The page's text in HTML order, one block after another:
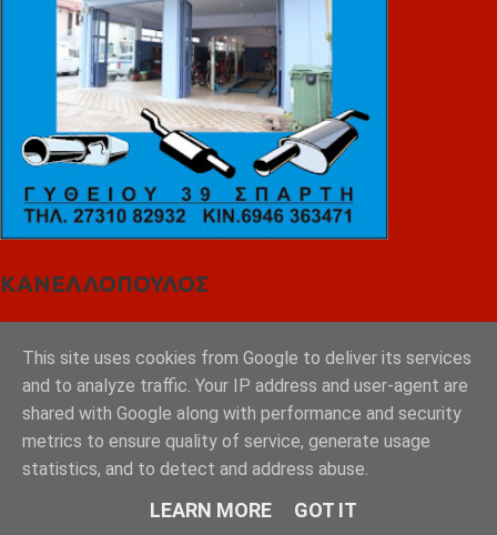
ΚΑΝΕΛΛΟΠΟΥΛΟΣ
This site uses cookies from Google to deliver its services
and to analyze traffic. Your IP address and user-agent are
shared with Google along with performance and security
metrics to ensure quality of service, generate usage
statistics, and to detect and address abuse.
LEARN MORE GOT IT